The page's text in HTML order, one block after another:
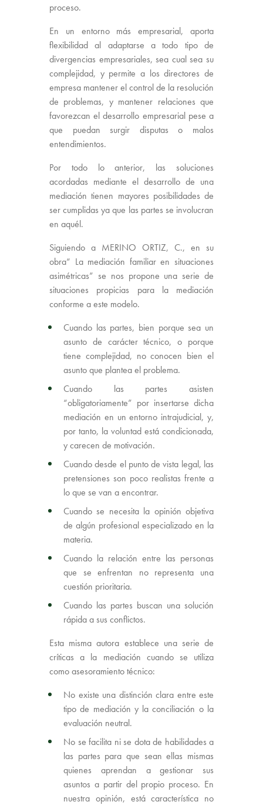
proceso.
En un entorno más empresarial, aporta
flexibilidad al adaptarse a todo tipo de
divergencias empresariales, sea cual sea su
complejidad, y permite a los directores de
empresa mantener el control de la resolución
de problemas, y mantener relaciones que
favorezcan el desarrollo empresarial pese a
que puedan surgir disputas o malos
entendimientos.
Por todo lo anterior, las soluciones
acordadas mediante el desarrollo de una
mediación tienen mayores posibilidades de
ser cumplidas ya que las partes se involucran
en aquél.
Siguiendo a MERINO ORTIZ, C., en su
obra“ La mediación familiar en situaciones
asimétricas” se nos propone una serie de
situaciones propicias para la mediación
conforme a este modelo.
Cuando las partes, bien porque sea un
asunto de carácter técnico, o porque
tiene complejidad, no conocen bien el
asunto que plantea el problema.
Cuando las partes asisten
“obligatoriamente” por insertarse dicha
mediación en un entorno intrajudicial, y,
por tanto, la voluntad está condicionada,
y carecen de motivación.
Cuando desde el punto de vista legal, las
pretensiones son poco realistas frente a
lo que se van a encontrar.
Cuando se necesita la opinión objetiva
de algún profesional especializado en la
materia.
Cuando la relación entre las personas
que se enfrentan no representa una
cuestión prioritaria.
Cuando las partes buscan una solución
rápida a sus conflictos.
Esta misma autora establece una serie de
críticas a la mediación cuando se utiliza
como asesoramiento técnico:
No existe una distinción clara entre este
tipo de mediación y la conciliación o la
evaluación neutral.
No se facilita ni se dota de habilidades a
las partes para que sean ellas mismas
quienes aprendan a gestionar sus
asuntos a partir del propio proceso. En
nuestra opinión, está característica no